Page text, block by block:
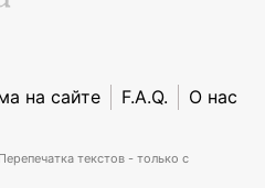
на сайте F.A.Q. О нас
текстов - только с